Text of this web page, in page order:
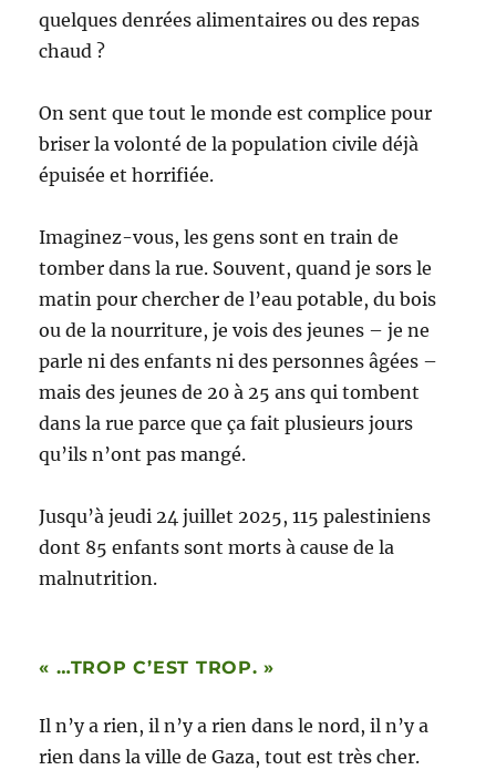
quelques denrées alimentaires ou des repas
chaud ?
On sent que tout le monde est complice pour
briser la volonté de la population civile déjà
épuisée et horrifiée.
Imaginez-vous, les gens sont en train de
tomber dans la rue. Souvent, quand je sors le
matin pour chercher de l’eau potable, du bois
ou de la nourriture, je vois des jeunes – je ne
parle ni des enfants ni des personnes âgées –
mais des jeunes de 20 à 25 ans qui tombent
dans la rue parce que ça fait plusieurs jours
qu’ils n’ont pas mangé.
Jusqu’à jeudi 24 juillet 2025, 115 palestiniens
dont 85 enfants sont morts à cause de la
malnutrition.
« …TROP C’EST TROP. »
Il n’y a rien, il n’y a rien dans le nord, il n’y a
rien dans la ville de Gaza, tout est très cher.